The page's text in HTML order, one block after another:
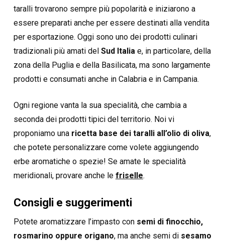
taralli trovarono sempre più popolarità e iniziarono a
essere preparati anche per essere destinati alla vendita
per esportazione. Oggi sono uno dei prodotti culinari
tradizionali più amati del Sud Italiae, in particolare, della
zona della Puglia e della Basilicata, ma sono largamente
prodotti e consumati anche in Calabria e in Campania.
Ogni regione vanta la sua specialità, che cambia a
seconda dei prodotti tipici del territorio. Noi vi
proponiamo una ricetta base dei taralli all’olio di oliva,
che potete personalizzare come volete aggiungendo
erbe aromatiche o spezie! Se amate le specialità
meridionali, provare anche le friselle.
Consigli e suggerimenti
Potete aromatizzare l’impasto con semi di finocchio,
rosmarino oppure origano, ma anche semi di sesamo